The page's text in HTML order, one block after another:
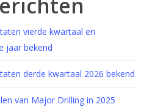
vierde kwartaal en
jaar bekend
derde kwartaal 2026 bekend
van Major Drilling in 2025